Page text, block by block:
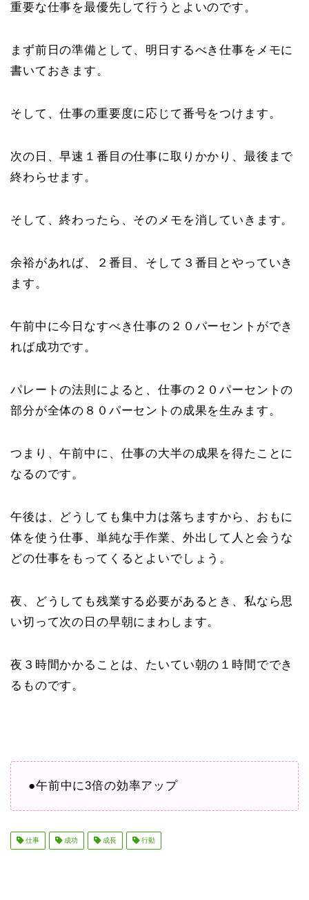
重要な仕事を最優先して行うとよいのです。
まず前日の準備として、明日するべき仕事をメモに
書いておきます。
そして、仕事の重要度に応じて番号をつけます。
次の日、早速１番目の仕事に取りかかり、最後まで
終わらせます。
そして、終わったら、そのメモを消していきます。
余裕があれば、２番目、そして３番目とやっていき
ます。
午前中に今日なすべき仕事の２０パーセントができ
れば成功です。
パレートの法則によると、仕事の２０パーセントの
部分が全体の８０パーセントの成果を生みます。
つまり、午前中に、仕事の大半の成果を得たことに
なるのです。
午後は、どうしても集中力は落ちますから、おもに
体を使う仕事、単純な手作業、外出して人と会うな
どの仕事をもってくるとよいでしょう。
夜、どうしても残業する必要があるとき、私なら思
い切って次の日の早朝にまわします。
夜３時間かかることは、たいてい朝の１時間ででき
るものです。
●午前中に3倍の効率アップ
仕事 成功 成長 行動